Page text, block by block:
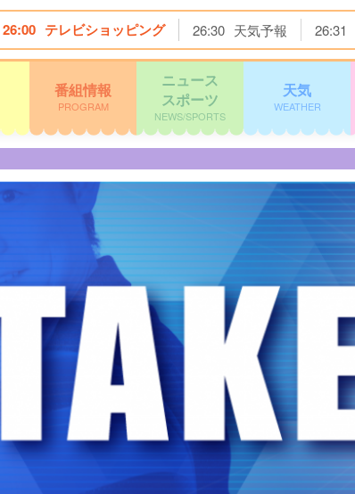
26:00 テレビショッピング 26:30 天気予報 26:31
番組情報
PROGRAM
ニュース
スポーツ
NEWS/SPORTS
天気
WEATHER